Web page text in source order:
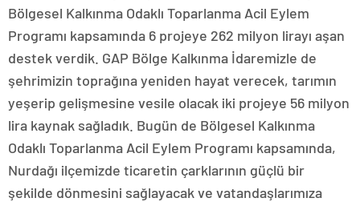
Bölgesel Kalkınma Odaklı Toparlanma Acil Eylem
Programı kapsamında 6 projeye 262 milyon lirayı aşan
destek verdik. GAP Bölge Kalkınma İdaremizle de
şehrimizin toprağına yeniden hayat verecek, tarımın
yeşerip gelişmesine vesile olacak iki projeye 56 milyon
lira kaynak sağladık. Bugün de Bölgesel Kalkınma
Odaklı Toparlanma Acil Eylem Programı kapsamında,
Nurdağı ilçemizde ticaretin çarklarının güçlü bir
şekilde dönmesini sağlayacak ve vatandaşlarımıza